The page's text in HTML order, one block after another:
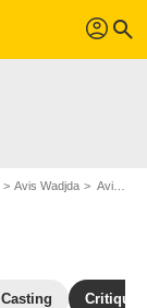
profil search
Avis Wadjda Avis : Wadjda - Page 6
Casting